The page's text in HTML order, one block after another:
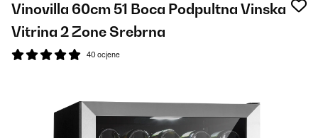
Vinovilla 60cm 51 Boca Podpultna Vinska
Vitrina 2 Zone Srebrna
40 ocjene